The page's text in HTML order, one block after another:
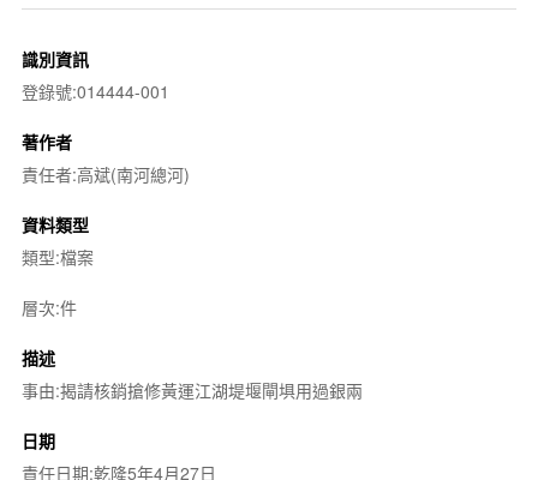
識別資訊
登錄號:014444-001
著作者
責任者:高斌(南河總河)
資料類型
類型:檔案
層次:件
描述
事由:揭請核銷搶修黃運江湖堤堰閘埧用過銀兩
日期
責任日期:乾隆5年4月27日